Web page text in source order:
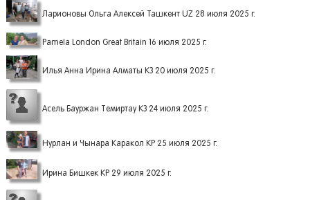
Ларионовы Ольга Алексей Ташкент UZ 28 июля 2025 г.
Pamela London Great Britain 16 июля 2025 г.
Илья Анна Ирина Алматы КЗ 20 июля 2025 г.
Асель Бауржан Темиртау КЗ 24 июля 2025 г.
Нурлан и Чынара Каракол КР 25 июля 2025 г.
Ирина Бишкек КР 29 июля 2025 г.